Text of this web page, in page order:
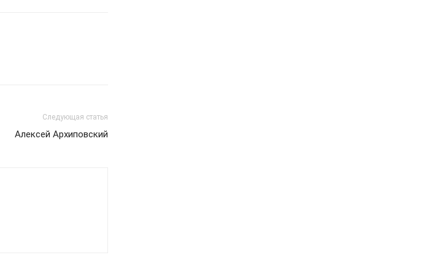
Следующая статья
Алексей Архиповский